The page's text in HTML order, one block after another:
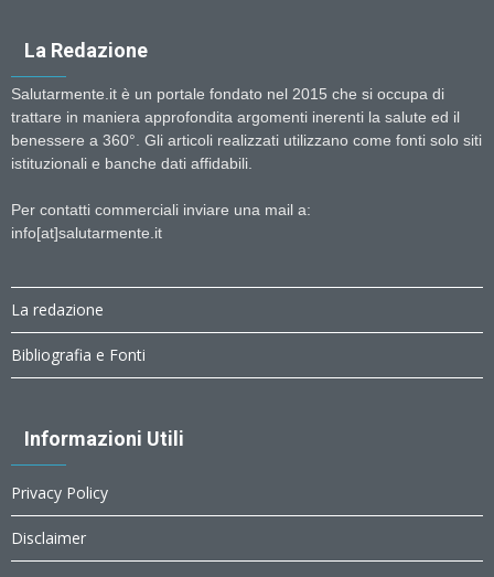
La Redazione
Salutarmente.it è un portale fondato nel 2015 che si occupa di
trattare in maniera approfondita argomenti inerenti la salute ed il
benessere a 360°. Gli articoli realizzati utilizzano come fonti solo siti
istituzionali e banche dati affidabili.
Per contatti commerciali inviare una mail a:
info[at]salutarmente.it
La redazione
Bibliografia e Fonti
Informazioni Utili
Privacy Policy
Disclaimer